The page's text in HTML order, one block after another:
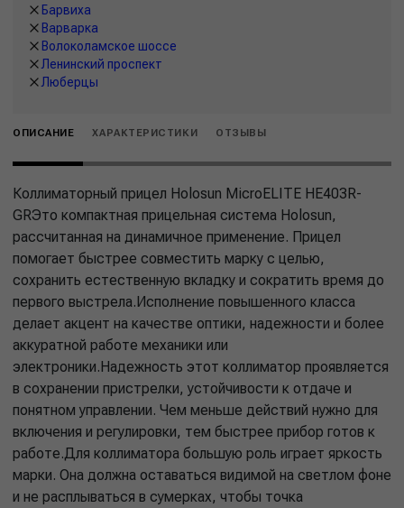
Барвиха
Варварка
Волоколамское шоссе
Ленинский проспект
Люберцы
ОПИСАНИЕ ХАРАКТЕРИСТИКИ ОТЗЫВЫ
Коллиматорный прицел Holosun MicroELITE HE403R-
GRЭто компактная прицельная система Holosun,
рассчитанная на динамичное применение. Прицел
помогает быстрее совместить марку с целью,
сохранить естественную вкладку и сократить время до
первого выстрела.Исполнение повышенного класса
делает акцент на качестве оптики, надежности и более
аккуратной работе механики или
электроники.Надежность этот коллиматор проявляется
в сохранении пристрелки, устойчивости к отдаче и
понятном управлении. Чем меньше действий нужно для
включения и регулировки, тем быстрее прибор готов к
работе.Для коллиматора большую роль играет яркость
марки. Она должна оставаться видимой на светлом фоне
и не расплываться в сумерках, чтобы точка